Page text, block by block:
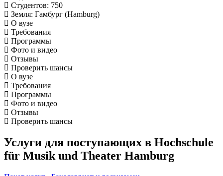
Студентов: 750
Земля: Гамбург (Hamburg)
О вузе
Требования
Программы
Фото и видео
Отзывы
Проверить шансы
О вузе
Требования
Программы
Фото и видео
Отзывы
Проверить шансы
Услуги для поступающих в Hochschule
für Musik und Theater Hamburg